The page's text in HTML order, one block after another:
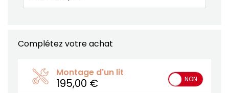
Complétez votre achat
Montage d'un lit
195,00 € NON